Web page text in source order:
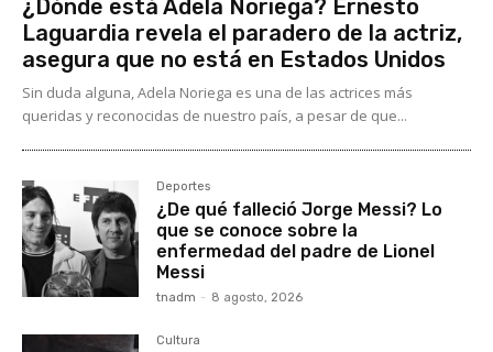
¿Dónde está Adela Noriega? Ernesto
Laguardia revela el paradero de la actriz,
asegura que no está en Estados Unidos
Sin duda alguna, Adela Noriega es una de las actrices más
queridas y reconocidas de nuestro país, a pesar de que...
Deportes
¿De qué falleció Jorge Messi? Lo
que se conoce sobre la
enfermedad del padre de Lionel
Messi
tnadm - 8 agosto, 2026
Cultura